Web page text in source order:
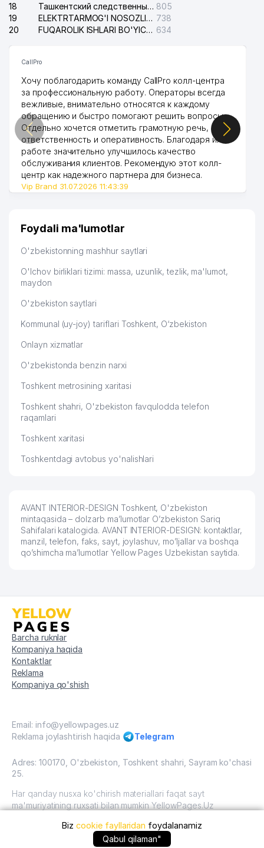
18
Ташкентский следственный изолятор 805
19
ELEKTRTARMOG'I NOSOZLIKLARINI TO'ZATISH SERGELI XIZMATI 738
20
FUQAROLIK ISHLARI BO'YICHA UCH-TEPA TUMANI SUDI 634
CallPro
Хочу поблагодарить команду CallPro колл-центра
за профессиональную работу. Операторы всегда
вежливые, внимательно относятся к каждому
обращению и быстро помогают решить вопросы.
Отдельно хочется отметить грамотную речь,
ответственность и оперативность. Благодаря их
работе значительно улучшилось качество
обслуживания клиентов. Рекомендую этот колл-
центр как надежного партнера для бизнеса.
Vip Brand 31.07.2026 11:43:39
Foydali ma'lumotlar
O'zbekistonning mashhur saytlari
O'lchov birliklari tizimi: massa, uzunlik, tezlik, ma'lumot,
maydon
O'zbekiston saytlari
Kommunal (uy-joy) tariflari Toshkent, O‘zbekiston
Onlayn xizmatlar
O'zbekistonda benzin narxi
Toshkent metrosining xaritasi
Toshkent shahri, O'zbekiston favqulodda telefon
raqamlari
Toshkent xaritasi
Toshkentdagi avtobus yo'nalishlari
AVANT INTERIOR-DESIGN Toshkent, O'zbekiston
mintaqasida – dolzarb ma’lumotlar O’zbekiston Sariq
Sahifalari katalogida. AVANT INTERIOR-DESIGN: kontaktlar,
manzil, telefon, faks, sayt, joylashuv, mo’ljallar va boshqa
qo’shimcha ma’lumotlar Yellow Pages Uzbekistan saytida.
+99871 ... qo'ng'iroq qilish
Barcha ruknlar
Kompaniya haqida
Kontaktlar
Reklama
Kompaniya qo'shish
Email: info@yellowpages.uz
Reklama joylashtirish haqida
Telegram
Adres: 100170, O'zbekiston, Toshkent shahri, Sayram ko'chasi
25.
Har qanday nusxa ko'chirish materiallari faqat sayt
ma'muriyatining ruxsati bilan mumkin YellowPages.Uz
O'zbekiston, 2009 - 2026 / O'zbekiston "sariq
sahifalar"mualliflik huquqi. Barcha huquqlar himoyalangan.
Bizcookie fayllaridan foydalanamiz
Qabul qilaman"